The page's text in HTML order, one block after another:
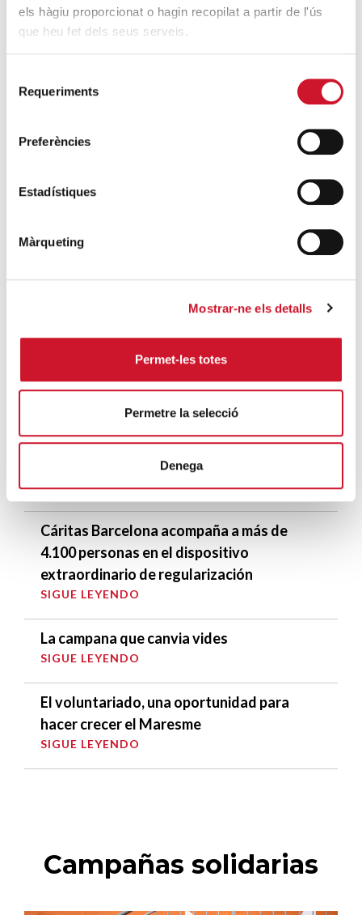
els hàgiu proporcionat o hagin recopilat a partir de l'ús
que heu fet dels seus serveis.
Requeriments
Preferències
Estadístiques
Màrqueting
Mostrar-ne els detalls
Permet-les totes
Permetre la selecció
Denega
ENTRADAS RELACIONADAS
como Fundación con Corazón
Entrega de las Distinciones Honoríficas de
SIGUE LEYENDO
ÚLTIMAS ENTRADAS
Cáritas expresa su preocupación por la
situación en Ceuta y hace un llamamiento a
la protección de la dignidad humana
SIGUE LEYENDO
Cáritas Barcelona acompaña a más de
4.100 personas en el dispositivo
extraordinario de regularización
SIGUE LEYENDO
La campana que canvia vides
SIGUE LEYENDO
El voluntariado, una oportunidad para
hacer crecer el Maresme
SIGUE LEYENDO
Campañas solidarias